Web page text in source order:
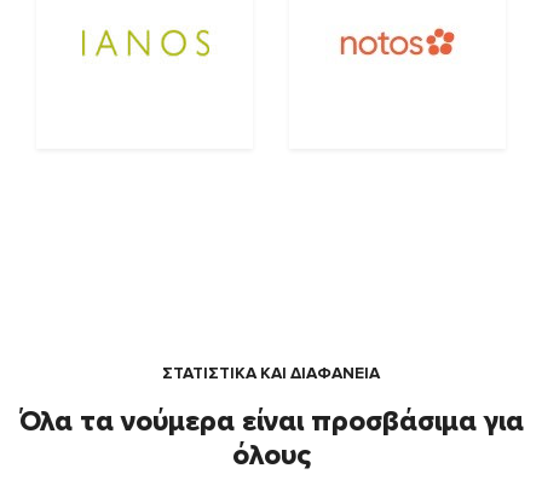
ΣΤΑΤΙΣΤΙΚΑ ΚΑΙ ΔΙΑΦΑΝΕΙΑ
Όλα τα νούμερα είναι προσβάσιμα για
όλους